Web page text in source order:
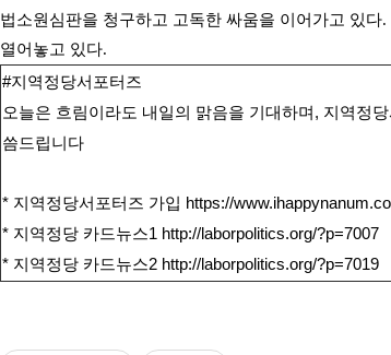
법소원심판을 청구하고 고독한 싸움을 이어가고 있
열어놓고 있다.
#지역정당서포터즈
오늘은 흐림이라도 내일의 맑음을 기대하며, 지역정
씀드립니다
* 지역정당서포터즈 가입 https://
* 지역정당 카드뉴스1 http://laborpolitics.org/?p=7007
* 지역정당 카드뉴스2 http://laborpolitics.org/?p=7019